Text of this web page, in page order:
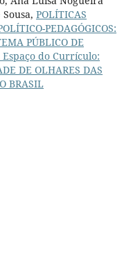
POLÍTICAS
PEDAGÓGICOS:
PÚBLICO DE
Espaço do Currículo:
DE OLHARES DAS
BRASIL